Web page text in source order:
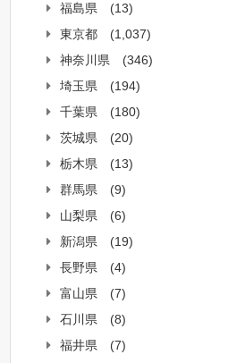
福島県
(13)
東京都
(1,037)
神奈川県
(346)
埼玉県
(194)
千葉県
(180)
茨城県
(20)
栃木県
(13)
群馬県
(9)
山梨県
(6)
新潟県
(19)
長野県
(4)
富山県
(7)
石川県
(8)
福井県
(7)